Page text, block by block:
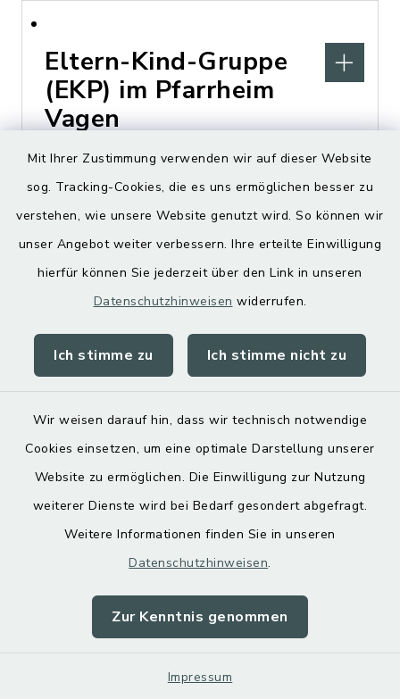
Mit Ihrer Zustimmung verwenden wir auf dieser Website
sog. Tracking-Cookies, die es uns ermöglichen besser zu
verstehen, wie unsere Website genutzt wird. So können wir
unser Angebot weiter verbessern. Ihre erteilte Einwilligung
hierfür können Sie jederzeit über den Link in unseren
Datenschutzhinweisen widerrufen.
Ich stimme zu Ich stimme nicht zu
Wir weisen darauf hin, dass wir technisch notwendige
Cookies einsetzen, um eine optimale Darstellung unserer
Website zu ermöglichen. Die Einwilligung zur Nutzung
weiterer Dienste wird bei Bedarf gesondert abgefragt.
Weitere Informationen finden Sie in unseren
Datenschutzhinweisen.
Zur Kenntnis genommen
Impressum
Eltern-Kind-Gruppe
(EKP) im Pfarrheim
Vagen
Mittenkirchner Straße 3,
83620 Vagen
ekp-vagen@gmx.de
https://pfarrverband-
bruckmuehl.de/kindedr-jugend-
senioren/elter-kind-
gruppen.html
Evangelisch-
Freikirchliche
Gemeinde
Bruckmühl
Kirchdorfer Straße 9 B,
83052 Bruckmühl
08062 7790173